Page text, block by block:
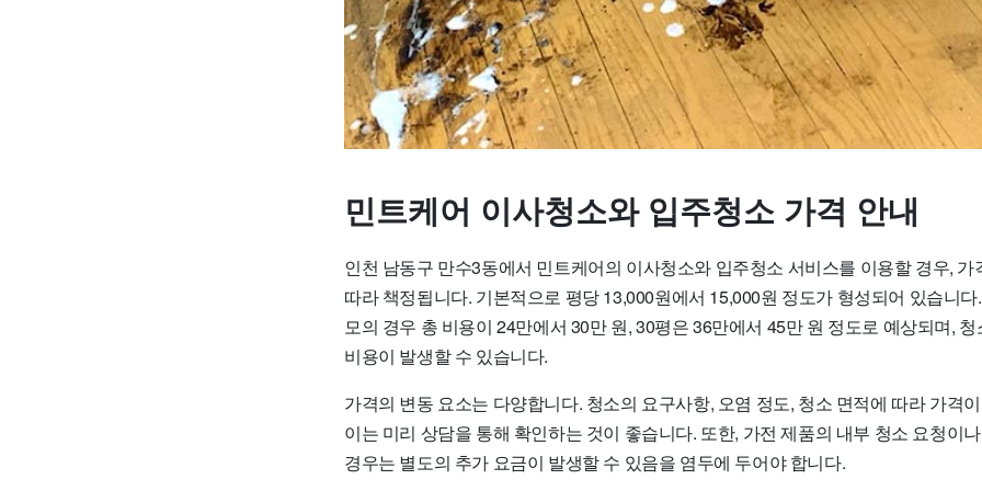
민트케어 이사청소와 입주청소 가격 안내
인천 남동구 만수3동에서 민트케어의 이사청소와 입주청소 서비스를 이용할 경우,
따라 책정됩니다. 기본적으로 평당 13,000원에서 15,000원 정도가 형성되어 있습니
모의 경우 총 비용이 24만에서 30만 원, 30평은 36만에서 45만 원 정도로 예상되며,
비용이 발생할 수 있습니다.
가격의 변동 요소는 다양합니다. 청소의 요구사항, 오염 정도, 청소 면적에 따라 가격
이는 미리 상담을 통해 확인하는 것이 좋습니다. 또한, 가전 제품의 내부 청소 요청이
경우는 별도의 추가 요금이 발생할 수 있음을 염두에 두어야 합니다.